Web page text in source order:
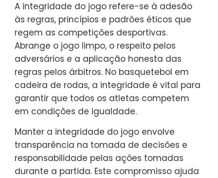
A integridade do jogo refere-se à adesão
às regras, princípios e padrões éticos que
regem as competições desportivas.
Abrange o jogo limpo, o respeito pelos
adversários e a aplicação honesta das
regras pelos árbitros. No basquetebol em
cadeira de rodas, a integridade é vital para
garantir que todos os atletas competem
em condições de igualdade.
Manter a integridade do jogo envolve
transparência na tomada de decisões e
responsabilidade pelas ações tomadas
durante a partida. Este compromisso ajuda